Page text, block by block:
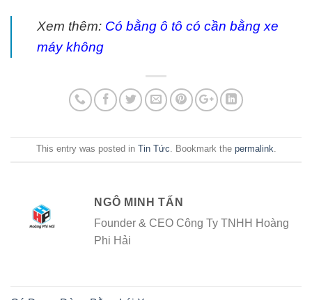
Xem thêm: Có bằng ô tô có cần bằng xe
máy không
This entry was posted in Tin Tức. Bookmark the permalink.
NGÔ MINH TẤN
Founder & CEO Công Ty TNHH Hoàng
Phi Hải